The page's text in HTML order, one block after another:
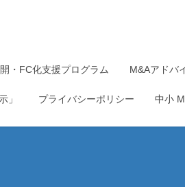
・FC化支援プログラム M&Aアドバ
」 プライバシーポリシー 中小